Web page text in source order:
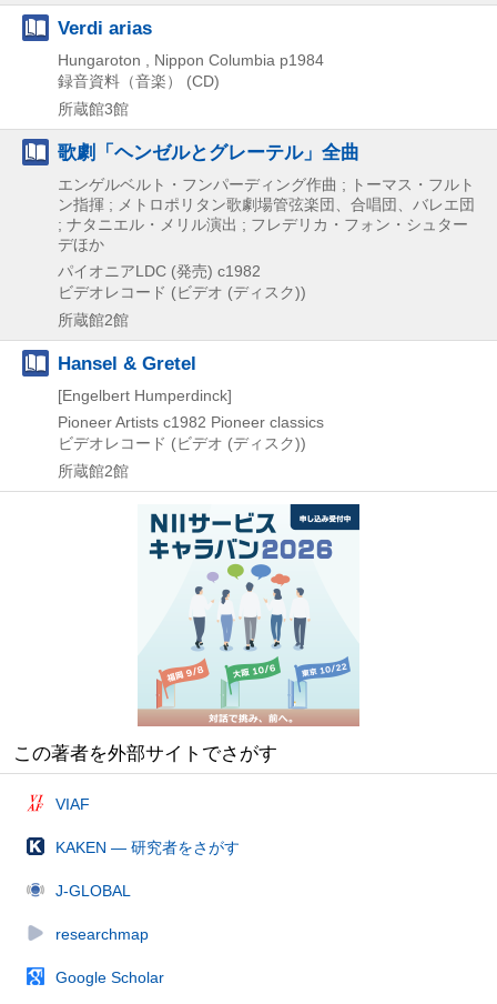
Verdi arias
Hungaroton , Nippon Columbia p1984
録音資料（音楽） (CD)
所蔵館3館
歌劇「ヘンゼルとグレーテル」全曲
エンゲルベルト・フンパーディング作曲 ; トーマス・フルト
ン指揮 ; メトロポリタン歌劇場管弦楽団、合唱団、バレエ団
; ナタニエル・メリル演出 ; フレデリカ・フォン・シュター
デほか
パイオニアLDC (発売) c1982
ビデオレコード (ビデオ (ディスク))
所蔵館2館
Hansel & Gretel
[Engelbert Humperdinck]
Pioneer Artists c1982 Pioneer classics
ビデオレコード (ビデオ (ディスク))
所蔵館2館
この著者を外部サイトでさがす
VIAF
KAKEN — 研究者をさがす
J-GLOBAL
researchmap
Google Scholar